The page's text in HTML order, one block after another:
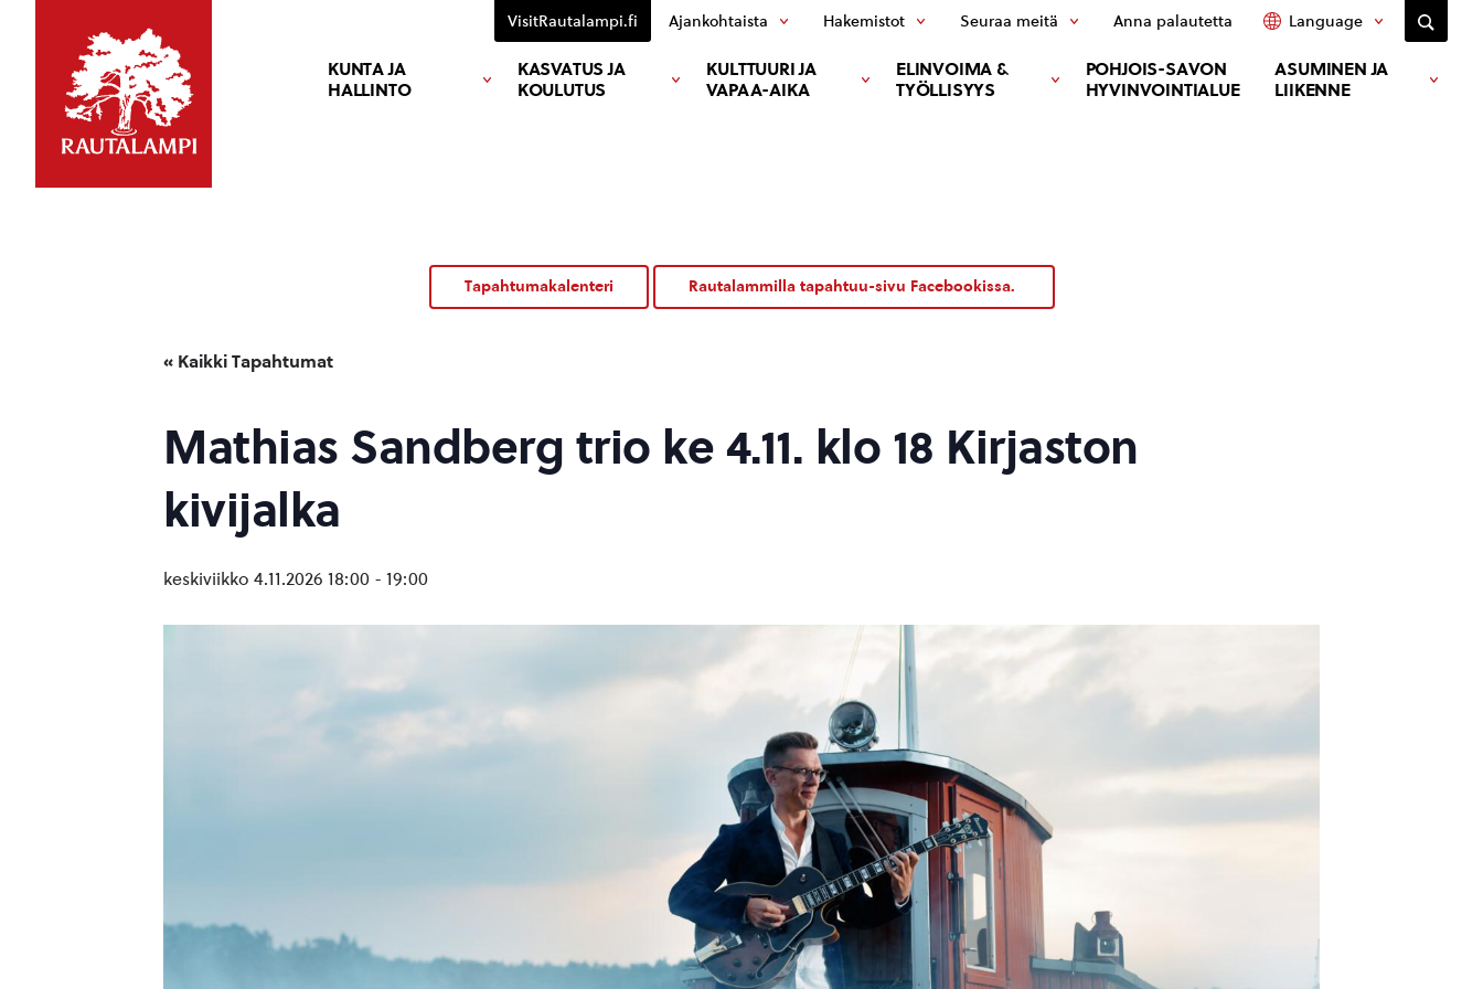
KUNTA JA
HALLINTO
KASVATUS JA
KOULUTUS
KULTTUURI JA
VAPAA-AIKA
ELINVOIMA &
TYÖLLISYYS
POHJOIS-SAVON
HYVINVOINTIALUE
ASUMINEN JA
LIIKENNE
VisitRautalampi.fi Ajankohtaista Hakemistot Seuraa meitä Anna palautetta Language
Tapahtumakalenteri Rautalammilla tapahtuu-sivu Facebookissa.
« Kaikki Tapahtumat
Mathias Sandberg trio ke 4.11. klo 18 Kirjaston
kivijalka
keskiviikko 4.11.2026 18:00 - 19:00